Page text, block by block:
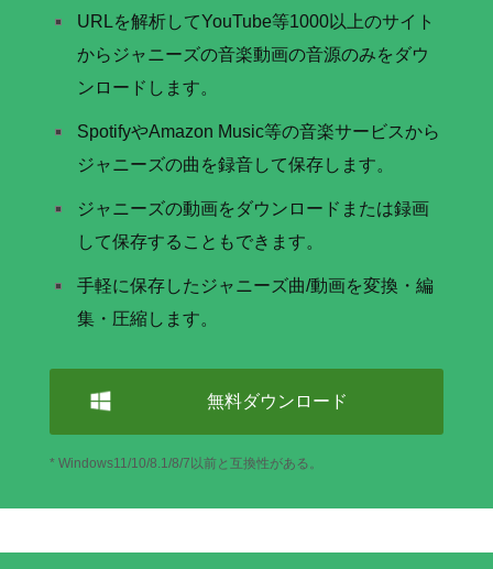
URLを解析してYouTube等1000以上のサイト
からジャニーズの音楽動画の音源のみをダウ
ンロードします。
SpotifyやAmazon Music等の音楽サービスから
ジャニーズの曲を録音して保存します。
ジャニーズの動画をダウンロードまたは録画
して保存することもできます。
手軽に保存したジャニーズ曲/動画を変換・編
集・圧縮します。
無料ダウンロード
* Windows11/10/8.1/8/7以前と互換性がある。